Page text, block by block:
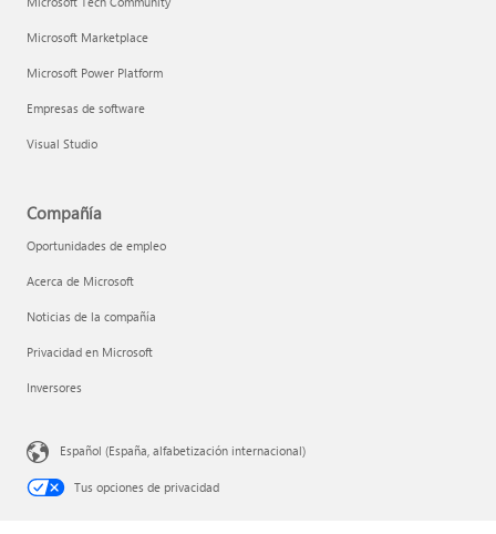
Microsoft Marketplace
Microsoft Power Platform
Empresas de software
Visual Studio
Compañía
Oportunidades de empleo
Acerca de Microsoft
Noticias de la compañía
Privacidad en Microsoft
Inversores
Español (España, alfabetización internacional)
Tus opciones de privacidad